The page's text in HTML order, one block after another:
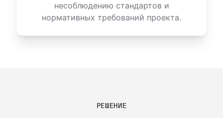
несоблюдению стандартов и
нормативных требований проекта.
РЕШЕНИЕ